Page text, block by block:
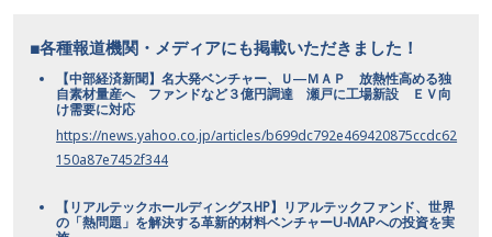
■各種報道機関・メディアにも掲載いただきました！
【中部経済新聞】名大発ベンチャー、Ｕ―ＭＡＰ 放熱性高める独
自素材量産へ ファンドなど３億円調達 瀬戸に工場新設 ＥＶ向
け需要に対応
https://news.yahoo.co.jp/articles/b699dc792e469420875ccdc62
150a87e7452f344
【リアルテックホールディングスHP】リアルテックファンド、世界
の「熱問題」を解決する革新的材料ベンチャーU-MAPへの投資を実